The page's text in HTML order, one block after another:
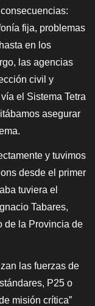
fija, problemas
en los
las agencias
civil y
el Sistema Tetra
asegurar
y tuvimos
desde el primer
tuviera el
Tabares,
de la Provincia de
las fuerzas de
P25 o
misión crítica”